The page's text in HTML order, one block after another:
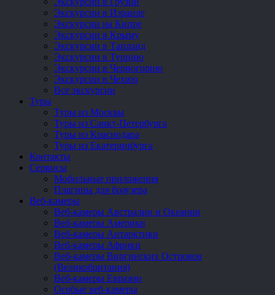
Экскурсии в Израиле
Экскурсии на Кипре
Экскурсии в Крыму
Экскурсии в Таиланд
Экскурсии в Турцию
Экскурсии в Черногорию
Экскурсии в Чехию
Все экскурсии
Туры
Туры из Москвы
Туры из Санкт-Петербурга
Туры из Краснодара
Туры из Екатеринбурга
Контакты
Сервисы
Мобильные приложения
Плагины для браузера
Веб-камеры
Веб-камеры Австралии и Океании
Веб-камеры Америки
Веб-камеры Антарктики
Веб-камеры Африки
Веб-камеры Виргинских Островов
(Великобритания)
Веб-камеры Евразии
Особые веб-камеры